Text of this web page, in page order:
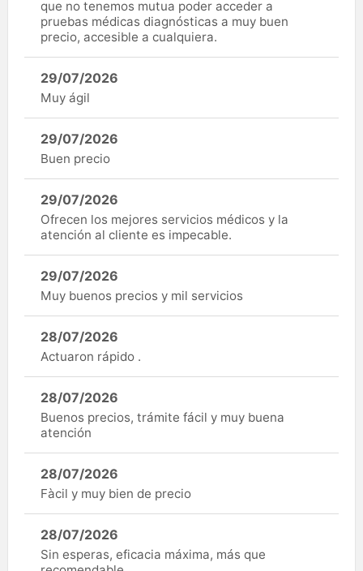
que no tenemos mutua poder acceder a
pruebas médicas diagnósticas a muy buen
precio, accesible a cualquiera.
29/07/2026
Muy ágil
29/07/2026
Buen precio
29/07/2026
Ofrecen los mejores servicios médicos y la
atención al cliente es impecable.
29/07/2026
Muy buenos precios y mil servicios
28/07/2026
Actuaron rápido .
28/07/2026
Buenos precios, trámite fácil y muy buena
atención
28/07/2026
Fàcil y muy bien de precio
28/07/2026
Sin esperas, eficacia máxima, más que